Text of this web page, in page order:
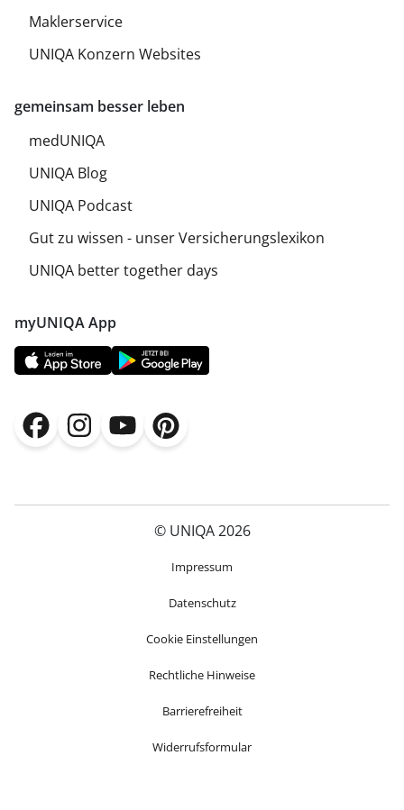
myUNIQA App
gemeinsam besser leben
medUNIQA
UNIQA Blog
UNIQA Podcast
Gut zu wissen - unser Versicherungslexikon
UNIQA better together days
Maklerservice
UNIQA Konzern Websites
© UNIQA 2026
Impressum
Datenschutz
Cookie Einstellungen
Rechtliche Hinweise
Barrierefreiheit
Widerrufsformular